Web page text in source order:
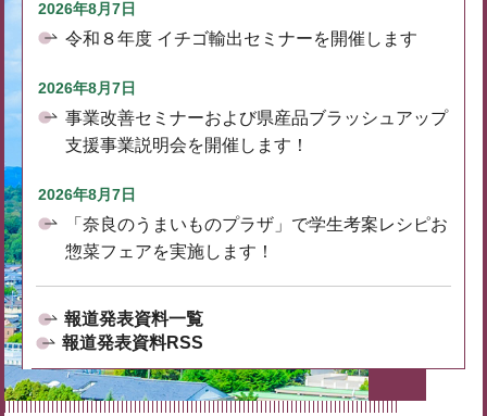
2026年8月7日
令和８年度 イチゴ輸出セミナーを開催します
2026年8月7日
事業改善セミナーおよび県産品ブラッシュアップ
支援事業説明会を開催します！
2026年8月7日
「奈良のうまいものプラザ」で学生考案レシピお
惣菜フェアを実施します！
報道発表資料一覧
報道発表資料RSS